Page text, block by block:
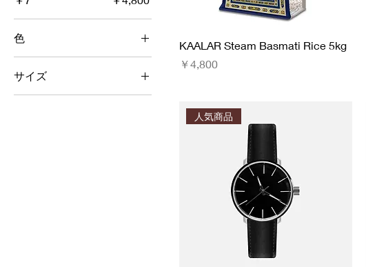
色
サイズ
KAALAR Steam Basmati Rice 5kg
価格
￥4,800
人気商品